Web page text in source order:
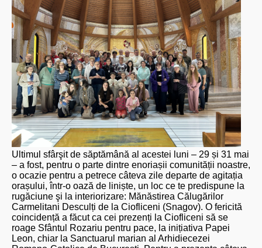
Ultimul sfârşit de săptămână al acestei luni – 29 și 31 mai
– a fost, pentru o parte dintre enoriașii comunității noastre,
o ocazie pentru a petrece câteva zile departe de agitația
orașului, într-o oază de liniște, un loc ce te predispune la
rugăciune şi la interiorizare: Mănăstirea Călugărilor
Carmelitani Desculți de la Ciofliceni (Snagov). O fericită
coincidență a făcut ca cei prezenți la Ciofliceni să se
roage Sfântul Rozariu pentru pace, la inițiativa Papei
Leon, chiar la Sanctuarul marian al Arhidiecezei